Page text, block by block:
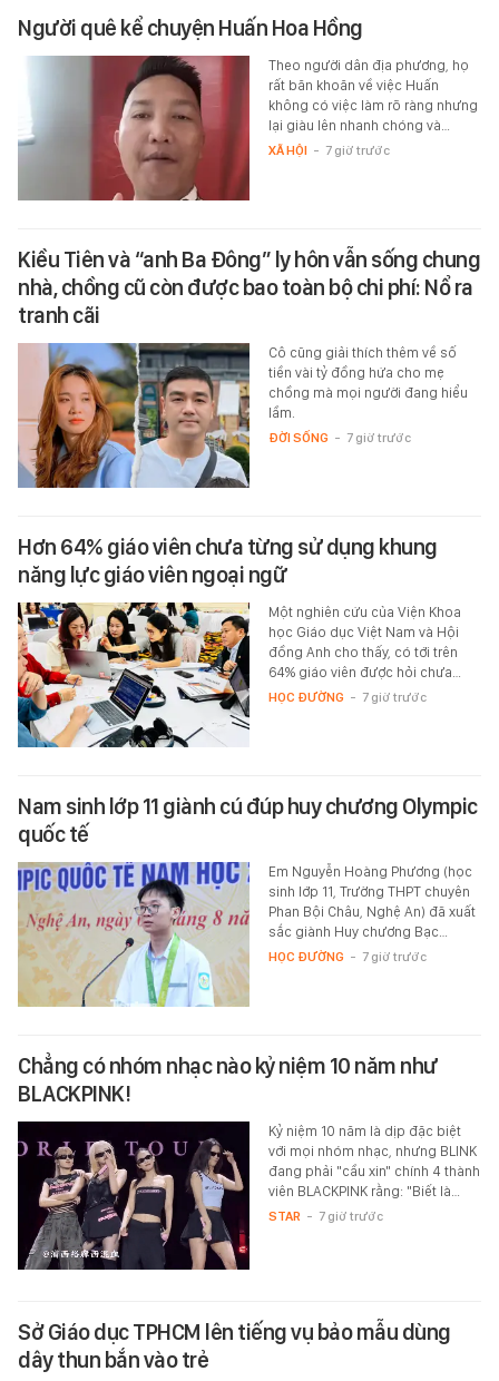
Người quê kể chuyện Huấn Hoa Hồng
Theo người dân địa phương, họ
rất băn khoăn về việc Huấn
không có việc làm rõ ràng nhưng
lại giàu lên nhanh chóng và…
XÃ HỘI - 7 giờ trước
Kiều Tiên và “anh Ba Đông” ly hôn vẫn sống chung
nhà, chồng cũ còn được bao toàn bộ chi phí: Nổ ra
tranh cãi
Cô cũng giải thích thêm về số
tiền vài tỷ đồng hứa cho mẹ
chồng mà mọi người đang hiểu
lầm.
ĐỜI SỐNG - 7 giờ trước
Hơn 64% giáo viên chưa từng sử dụng khung
năng lực giáo viên ngoại ngữ
Một nghiên cứu của Viện Khoa
học Giáo dục Việt Nam và Hội
đồng Anh cho thấy, có tới trên
64% giáo viên được hỏi chưa…
HỌC ĐƯỜNG - 7 giờ trước
Nam sinh lớp 11 giành cú đúp huy chương Olympic
quốc tế
Em Nguyễn Hoàng Phương (học
sinh lớp 11, Trường THPT chuyên
Phan Bội Châu, Nghệ An) đã xuất
sắc giành Huy chương Bạc…
HỌC ĐƯỜNG - 7 giờ trước
Chẳng có nhóm nhạc nào kỷ niệm 10 năm như
BLACKPINK!
Kỷ niệm 10 năm là dịp đặc biệt
với mọi nhóm nhạc, nhưng BLINK
đang phải "cầu xin" chính 4 thành
viên BLACKPINK rằng: "Biết là…
STAR - 7 giờ trước
Sở Giáo dục TPHCM lên tiếng vụ bảo mẫu dùng
dây thun bắn vào trẻ